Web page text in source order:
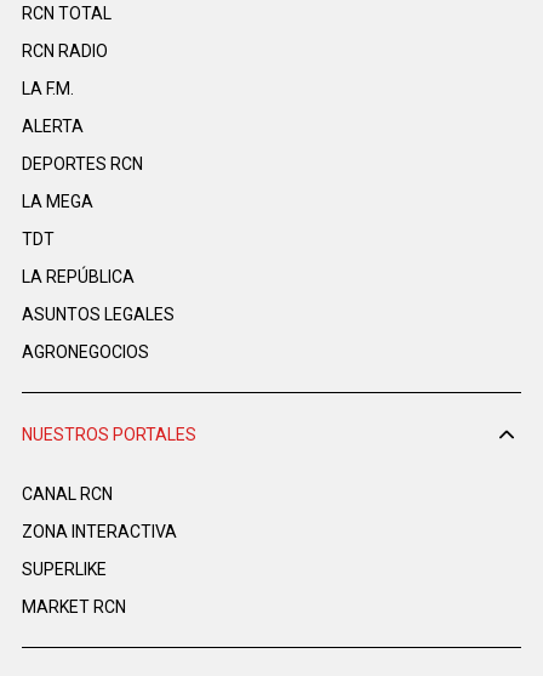
RCN TOTAL
RCN RADIO
LA F.M.
ALERTA
DEPORTES RCN
LA MEGA
TDT
LA REPÚBLICA
ASUNTOS LEGALES
AGRONEGOCIOS
NUESTROS PORTALES
CANAL RCN
ZONA INTERACTIVA
SUPERLIKE
MARKET RCN